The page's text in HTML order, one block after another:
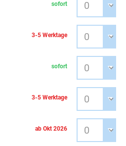
sofort
3-5 Werktage
sofort
3-5 Werktage
ab Okt 2026